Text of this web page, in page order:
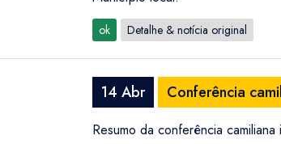
ok Detalhe & notícia original
14 Abr Conferência
Resumo da conferência